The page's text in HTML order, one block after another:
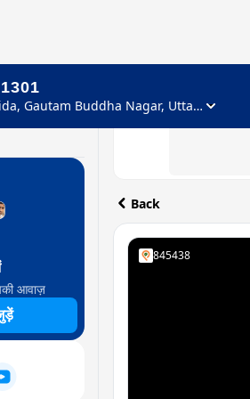
Noida, Gautam Buddha Nagar, Uttar Pradesh
आवाज़
Back
845438